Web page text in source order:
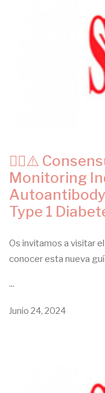
✍🏻⚠️
Monitoring
Type 1
Os invitamos a visitar
conocer esta nueva
...
Junio 24, 2024